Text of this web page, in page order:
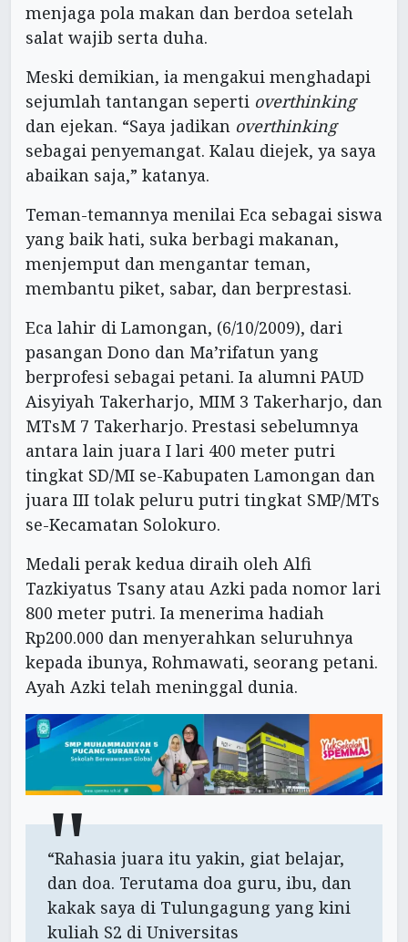
menjaga pola makan dan berdoa setelah
salat wajib serta duha.
Meski demikian, ia mengakui menghadapi
sejumlah tantangan seperti overthinking
dan ejekan. “Saya jadikan overthinking
sebagai penyemangat. Kalau diejek, ya saya
abaikan saja,” katanya.
Teman-temannya menilai Eca sebagai siswa
yang baik hati, suka berbagi makanan,
menjemput dan mengantar teman,
membantu piket, sabar, dan berprestasi.
Eca lahir di Lamongan, (6/10/2009), dari
pasangan Dono dan Ma’rifatun yang
berprofesi sebagai petani. Ia alumni PAUD
Aisyiyah Takerharjo, MIM 3 Takerharjo, dan
MTsM 7 Takerharjo. Prestasi sebelumnya
antara lain juara I lari 400 meter putri
tingkat SD/MI se-Kabupaten Lamongan dan
juara III tolak peluru putri tingkat SMP/MTs
se-Kecamatan Solokuro.
Medali perak kedua diraih oleh Alfi
Tazkiyatus Tsany atau Azki pada nomor lari
800 meter putri. Ia menerima hadiah
Rp200.000 dan menyerahkan seluruhnya
kepada ibunya, Rohmawati, seorang petani.
Ayah Azki telah meninggal dunia.
“Rahasia juara itu yakin, giat belajar,
dan doa. Terutama doa guru, ibu, dan
kakak saya di Tulungagung yang kini
kuliah S2 di Universitas